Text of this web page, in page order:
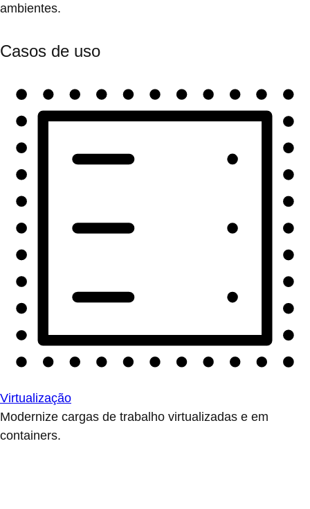
ambientes.
Casos de uso
Virtualização
Modernize cargas de trabalho virtualizadas e em
containers.